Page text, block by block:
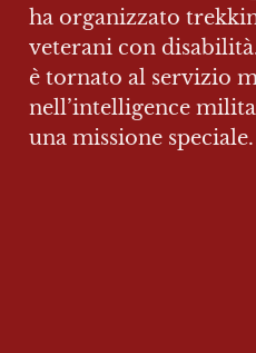
ha organizzato
veterani con
è tornato al servizio
nell’intelligence
una missione speciale.